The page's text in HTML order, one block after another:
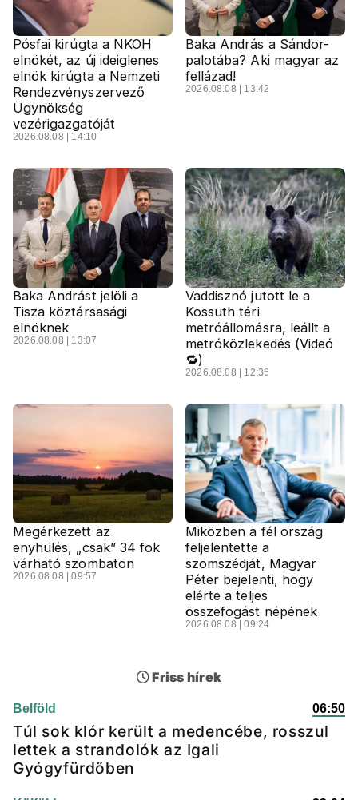
Pósfai kirúgta a NKOH
elnökét, az új ideiglenes
elnök kirúgta a Nemzeti
Rendezvényszervező
Ügynökség
vezérigazgatóját
2026.08.08 | 14:10
Baka András a Sándor-
palotába? Aki magyar az
fellázad!
2026.08.08 | 13:42
Baka Andrást jelöli a
Tisza köztársasági
elnöknek
2026.08.08 | 13:07
Vaddisznó jutott le a
Kossuth téri
metróállomásra, leállt a
metróközlekedés (Videó
🔁)
2026.08.08 | 12:36
Megérkezett az
enyhülés, „csak” 34 fok
várható szombaton
2026.08.08 | 09:57
Miközben a fél ország
feljelentette a
szomszédját, Magyar
Péter bejelenti, hogy
elérte a teljes
összefogást népének
2026.08.08 | 09:24
Friss hírek
Belföld 06:50
Túl sok klór került a medencébe, rosszul
lettek a strandolók az Igali
Gyógyfürdőben